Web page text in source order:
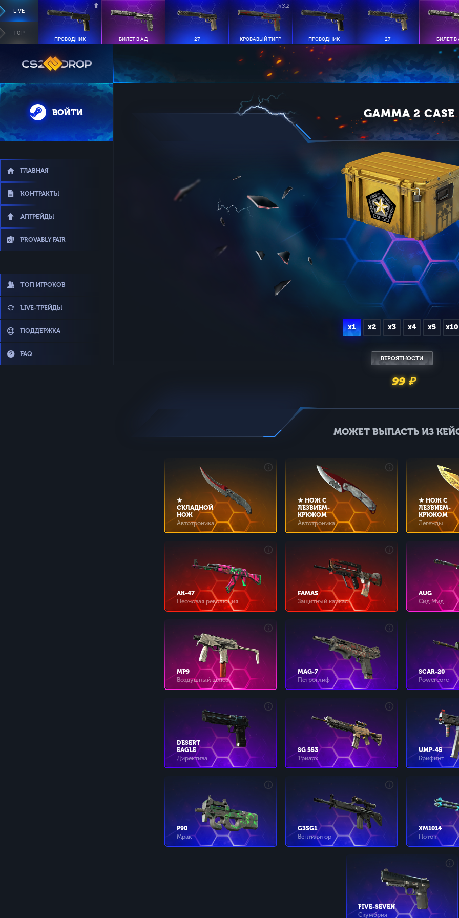
LIVE
TOP
ПРОВОДНИК БИЛЕТ В АД 27
x3.2
КРОВАВЫЙ ТИГР ПРОВОДНИК 27 БИЛЕТ В
ВОЙТИ
ГЛАВНАЯ
КОНТРАКТЫ
АПГРЕЙДЫ
PROVABLY FAIR
ТОП ИГРОКОВ
LIVE-ТРЕЙДЫ
ПОДДЕРЖКА
FAQ
GAMMA 2 CASE
x1 x2 x3 x4 x5 x10
ВЕРОЯТНОСТИ
99 ₽
МОЖЕТ ВЫПАСТЬ ИЗ
★
СКЛАДНОЙ
НОЖ
Автотроника
★ НОЖ С
ЛЕЗВИЕМ-
КРЮКОМ
Автотроника
★ НОЖ С
ЛЕЗВИЕМ-
КРЮКОМ
Легенды
AK-47
Неоновая революция
FAMAS
Защитный каркас
AUG
Сид Мид
MP9
Воздушный шлюз
MAG-7
Петроглиф
SCAR-20
Powercore
DESERT
EAGLE
Директива
SG 553
Триарх
UMP-45
Брифинг
P90
Мрак
G3SG1
Вентилятор
XM1014
Поток
FIVE-SEVEN
Скумбрия